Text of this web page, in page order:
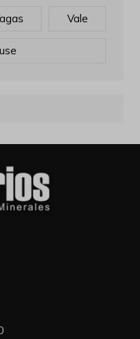
Vale